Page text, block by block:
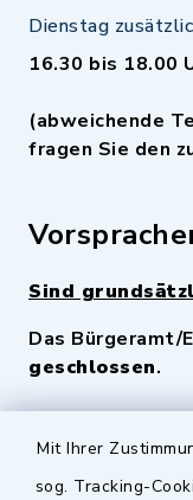
Mit Ihrer
sog. Tracking-
Dienstag
16.30 bis 18.00
(abweichende
fragen Sie den
Sind
Das Bürgeramt/
geschlossen.
Quicklinks